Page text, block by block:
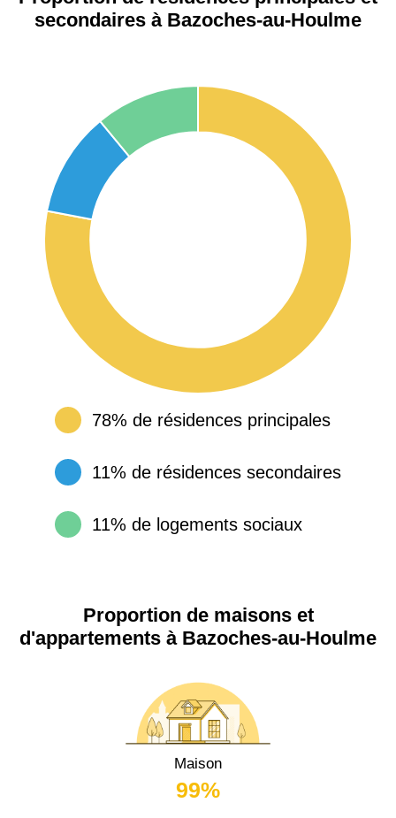
secondaires à Bazoches-au-Houlme
78% de résidences principales
11% de résidences secondaires
11% de logements sociaux
Proportion de maisons et
d'appartements à Bazoches-au-Houlme
Maison
99%